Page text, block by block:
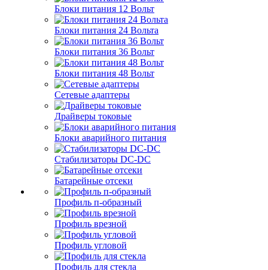
Блоки питания 12 Вольт
Блоки питания 24 Вольта
Блоки питания 36 Вольт
Блоки питания 48 Вольт
Сетевые адаптеры
Драйверы токовые
Блоки аварийного питания
Стабилизаторы DC-DC
Батарейные отсеки
Профиль п-образный
Профиль врезной
Профиль угловой
Профиль для стекла